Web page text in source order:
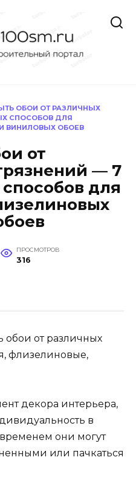
ОБОИ ОТ РАЗЛИЧНЫХ
СПОСОБОВ ДЛЯ
ВИНИЛОВЫХ ОБОЕВ
от
— 7
для
ПРОСМОТРОВ
316
декора интерьера,
в
они могут
или пачкаться